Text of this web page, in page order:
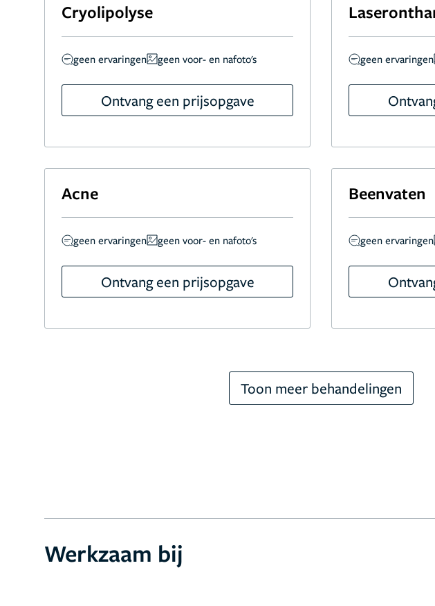
Cryolipolyse
geen ervaringen geen voor- en nafoto's
Ontvang een prijsopgave
geen ervaringen
Acne
geen ervaringen geen voor- en nafoto's
Ontvang een prijsopgave
Beenvaten
geen ervaringen
Toon meer behandelingen
Werkzaam bij